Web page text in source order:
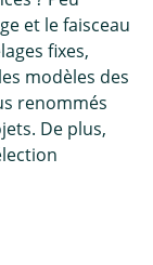
et le faisceau
fixes,
modèles des
renommés
De plus,